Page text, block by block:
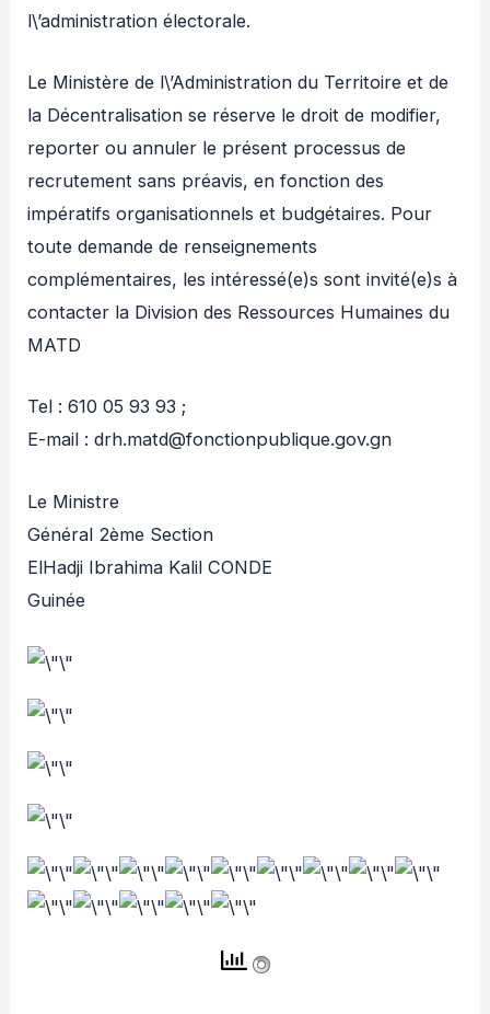
l\’administration électorale.
Le Ministère de l\’Administration du Territoire et de
la Décentralisation se réserve le droit de modifier,
reporter ou annuler le présent processus de
recrutement sans préavis, en fonction des
impératifs organisationnels et budgétaires. Pour
toute demande de renseignements
complémentaires, les intéressé(e)s sont invité(e)s à
contacter la Division des Ressources Humaines du
MATD
Tel : 610 05 93 93 ;
E-mail : drh.matd@fonctionpublique.gov.gn
Le Ministre
Général 2ème Section
ElHadji Ibrahima Kalil CONDE
Guinée